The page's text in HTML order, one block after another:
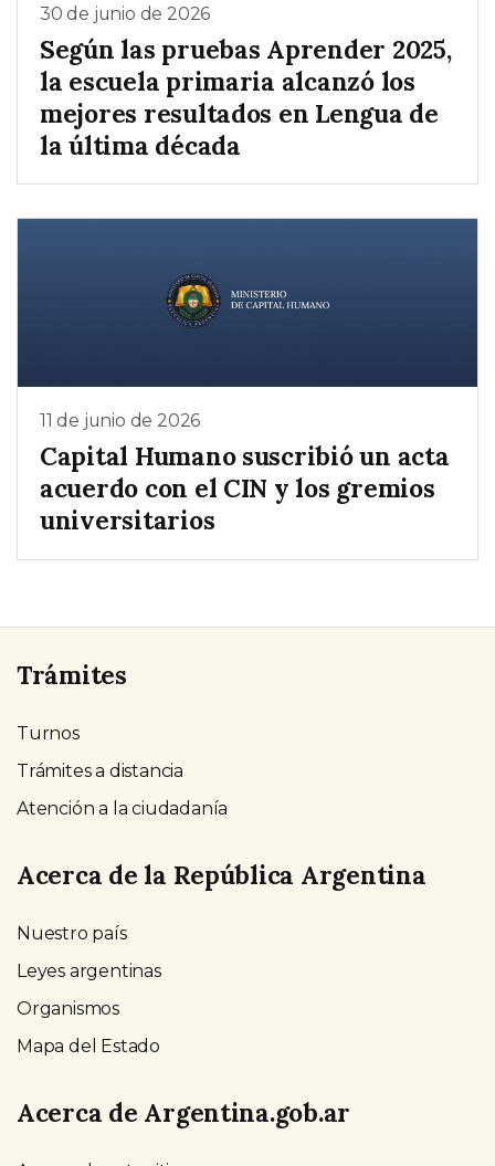
30 de junio de 2026
Según las pruebas Aprender 2025,
la escuela primaria alcanzó los
mejores resultados en Lengua de
la última década
11 de junio de 2026
Capital Humano suscribió un acta
acuerdo con el CIN y los gremios
universitarios
Trámites
Turnos
Trámites a distancia
Atención a la ciudadanía
Acerca de la República Argentina
Nuestro país
Leyes argentinas
Organismos
Mapa del Estado
Acerca de Argentina.gob.ar